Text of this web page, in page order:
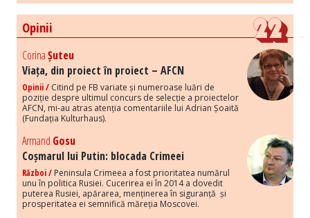
Opinii
CorinaȘuteu
Viața, din proiect în proiect – AFCN
Opinii / Citind pe FB variate și numeroase luări de
poziție despre ultimul concurs de selecție a proiectelor
AFCN, mi-au atras atenția comentariile lui Adrian Șoaită
(Fundația Kulturhaus).
Armand Gosu
Coșmarul lui Putin: blocada Crimeei
Război / Peninsula Crimeea a fost prioritatea numărul
unu în politica Rusiei. Cucerirea ei în 2014 a dovedit
puterea Rusiei, apărarea, menținerea în siguranță și
prosperitatea ei semnifică măreția Moscovei.